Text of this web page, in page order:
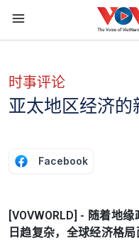
时事评论
亚太地区经济的
Facebook
[VOVWORLD] - 随着地
日趋复杂，全球经济格